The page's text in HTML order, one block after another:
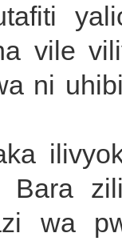
vile
ni
wa